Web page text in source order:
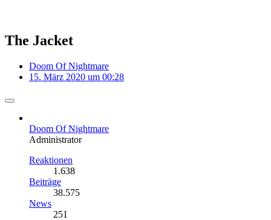
The Jacket
Doom Of Nightmare
15. März 2020 um 00:28
Doom Of Nightmare
Administrator
Reaktionen
1.638
Beiträge
38.575
News
251